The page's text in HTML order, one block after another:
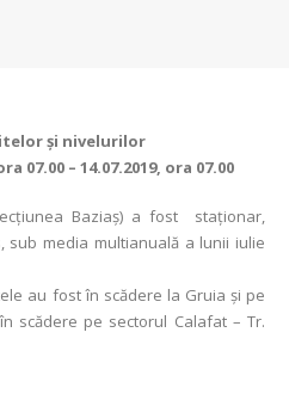
şi nivelurilor
07.00 – 14.07.2019, ora 07.00
Baziaş) a fost staționar,
sub media multianuală a lunii iulie
au fost în scădere la Gruia şi pe
scădere pe sectorul Calafat – Tr.